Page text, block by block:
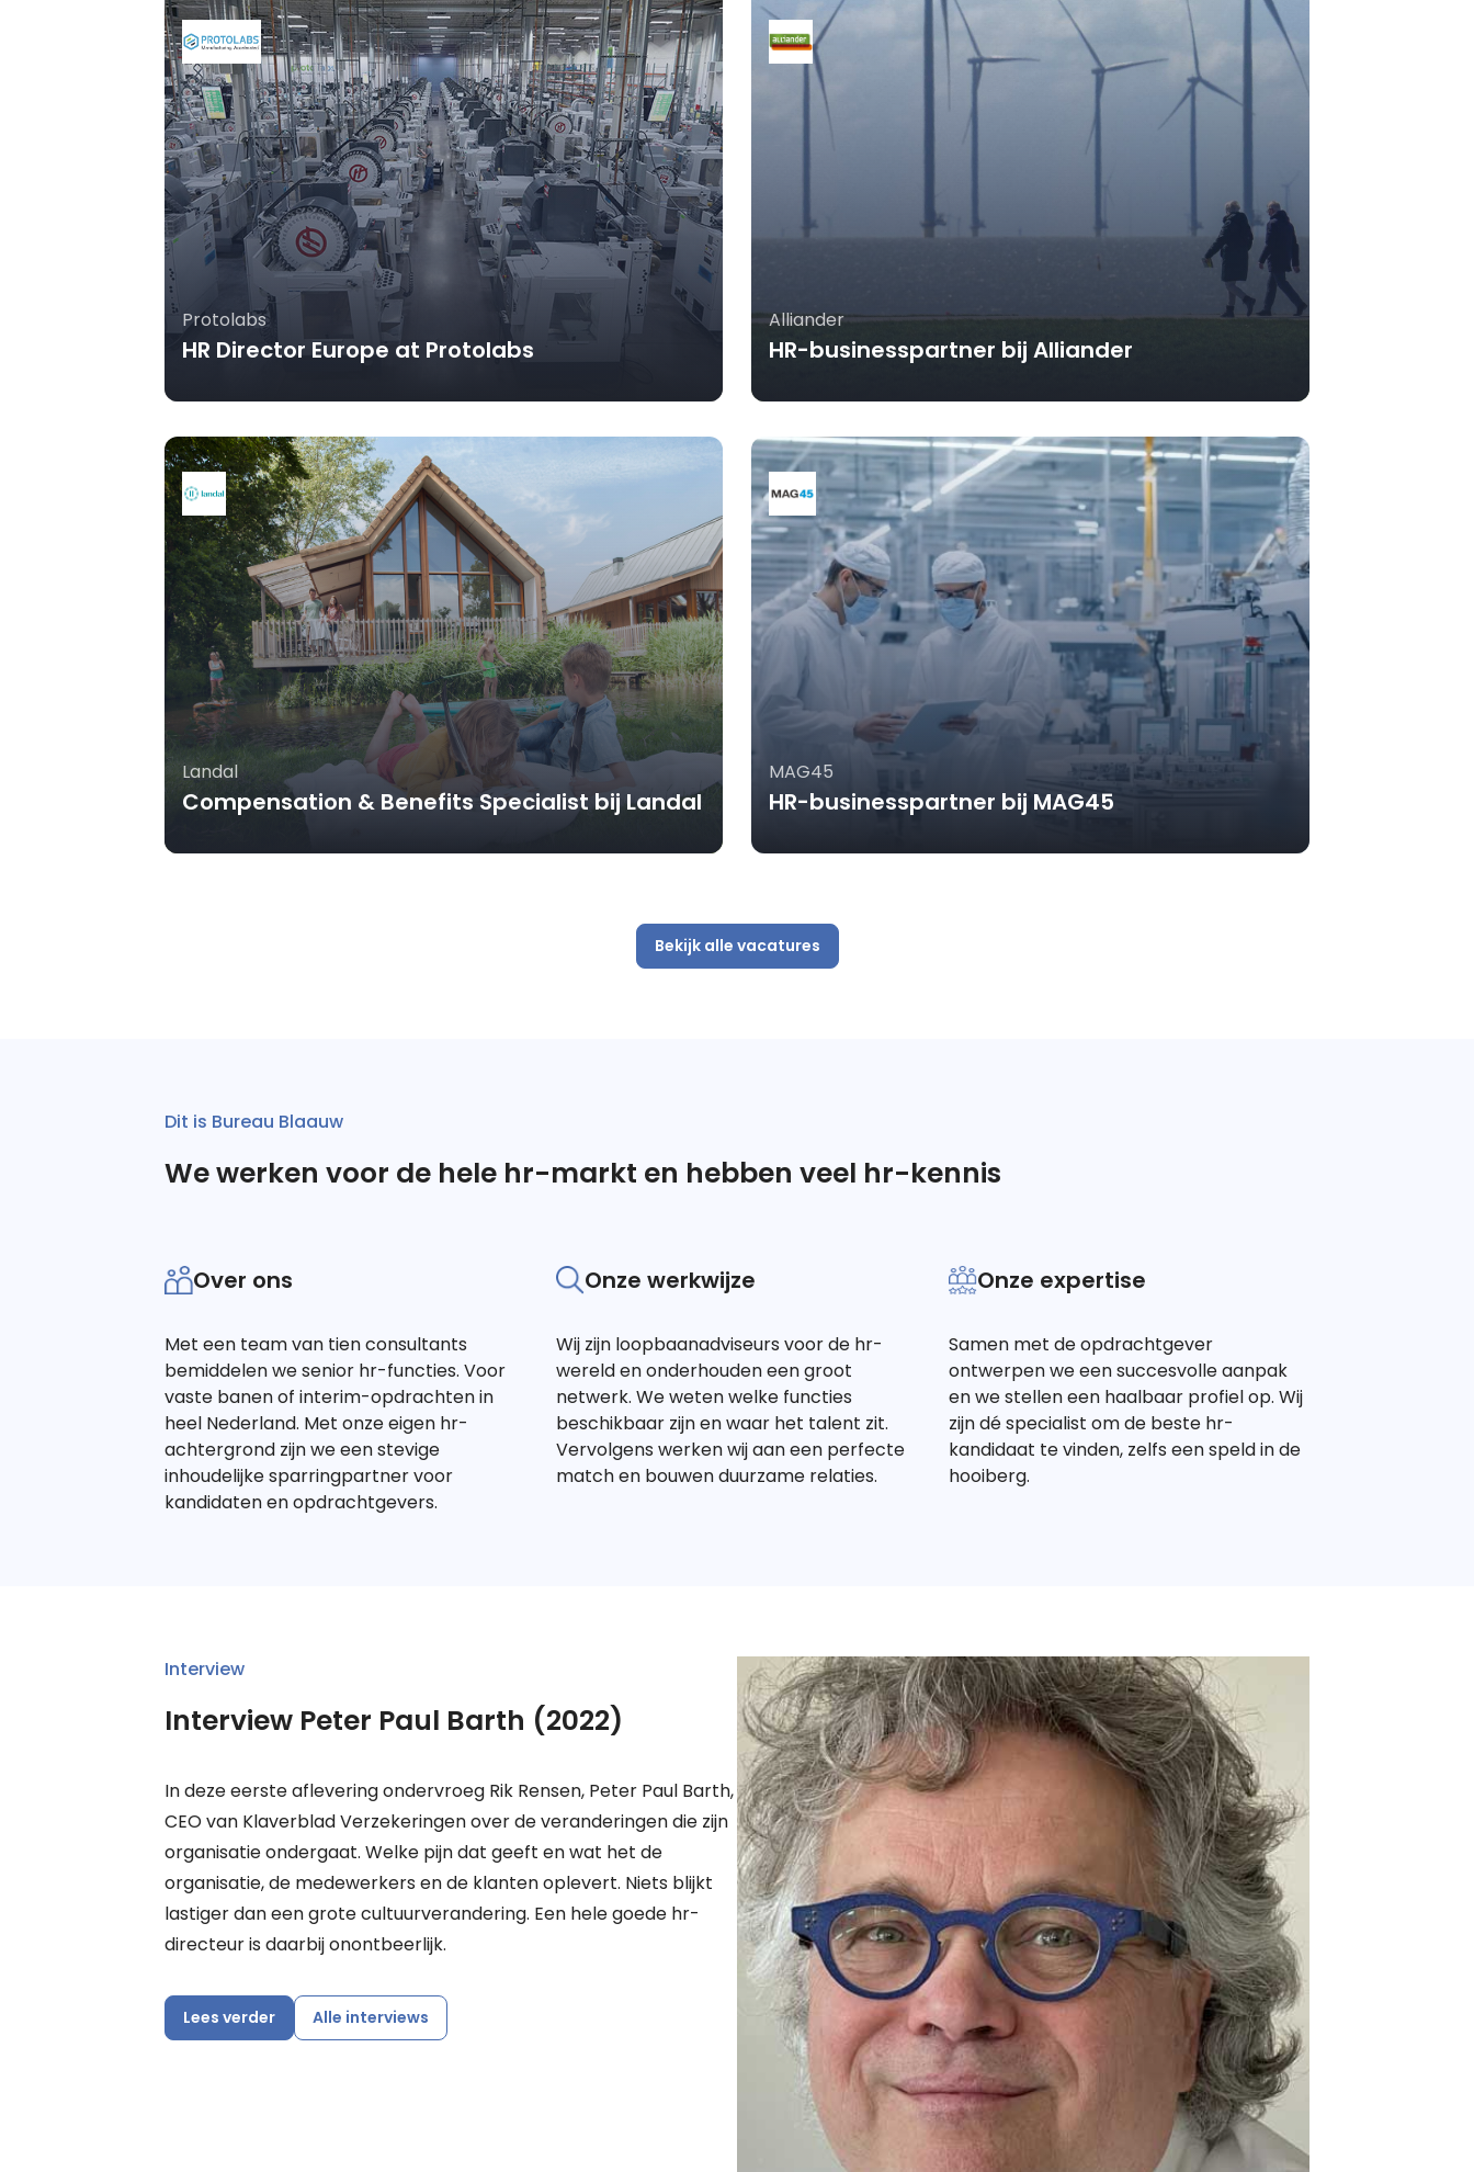
Protolabs
HR Director Europe at Protolabs
Alliander
HR-businesspartner bij Alliander
Landal
Compensation & Benefits Specialist bij Landal
MAG45
HR-businesspartner bij MAG45
Bekijk alle vacatures
Dit is Bureau Blaauw
We werken voor de hele hr-markt en hebben veel hr-kennis
Over ons
Met een team van tien consultants
bemiddelen we senior hr-functies. Voor
vaste banen of interim-opdrachten in
heel Nederland. Met onze eigen hr-
achtergrond zijn we een stevige
inhoudelijke sparringpartner voor
kandidaten en opdrachtgevers.
Onze werkwijze
Wij zijn loopbaanadviseurs voor de hr-
wereld en onderhouden een groot
netwerk. We weten welke functies
beschikbaar zijn en waar het talent zit.
Vervolgens werken wij aan een perfecte
match en bouwen duurzame relaties.
Onze expertise
Samen met de opdrachtgever
ontwerpen we een succesvolle aanpak
en we stellen een haalbaar profiel op. Wij
zijn dé specialist om de beste hr-
kandidaat te vinden, zelfs een speld in de
hooiberg.
Interview
Interview Peter Paul Barth (2022)
In deze eerste aflevering ondervroeg Rik Rensen, Peter Paul Barth,
CEO van Klaverblad Verzekeringen over de veranderingen die zijn
organisatie ondergaat. Welke pijn dat geeft en wat het de
organisatie, de medewerkers en de klanten oplevert. Niets blijkt
lastiger dan een grote cultuurverandering. Een hele goede hr-
directeur is daarbij onontbeerlijk.
Lees verder Alle interviews